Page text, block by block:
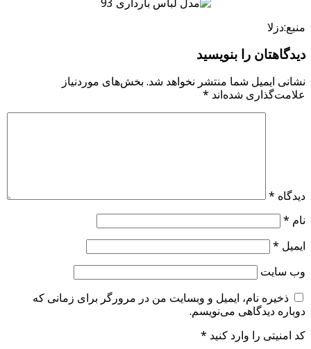
منبع:دزلا
دیدگاهتان را بنویسید
نشانی ایمیل شما منتشر نخواهد شد. بخش‌های موردنیاز
علامت‌گذاری شده‌اند *
دیدگاه *
نام *
ایمیل *
وب‌ سایت
ذخیره نام، ایمیل و وبسایت من در مرورگر برای زمانی که
دوباره دیدگاهی می‌نویسم.
کد امنیتی را وارد کنید *